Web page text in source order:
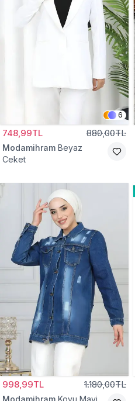
6
748,99TL 880,00TL
Modamihram Beyaz
Ceket
998,99TL 1.180,00TL
Modamihram Koyu Mavi